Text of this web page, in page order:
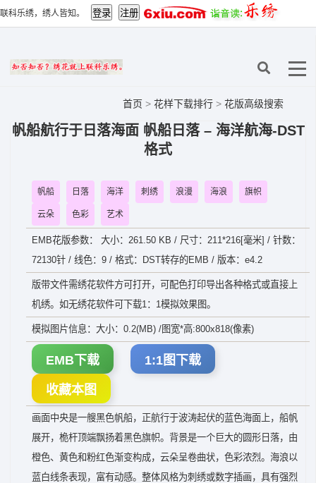
联科乐绣，绣人皆知。
首页 > 花样下载排行 > 花版高级搜索
帆船航行于日落海面 帆船日落 – 海洋航海-DST
格式
帆船 日落 海洋 刺绣 浪漫 海浪 旗帜
云朵 色彩 艺术
EMB花版参数： 大小：261.50 KB / 尺寸：211*216[毫米] / 针数：
72130针 / 线色：9 / 格式：DST转存的EMB / 版本：e4.2
版带文件需绣花软件方可打开，可配色打印导出各种格式或直接上
机绣。如无绣花软件可下载1：1模拟效果图。
模拟图片信息：大小：0.2(MB) /图宽*高:800x818(像素)
EMB下载 1:1图下载
收藏本图
画面中央是一艘黑色帆船，正航行于波涛起伏的蓝色海面上，船帆
展开，桅杆顶端飘扬着黑色旗帜。背景是一个巨大的圆形日落，由
橙色、黄色和粉红色渐变构成，云朵呈卷曲状，色彩浓烈。海浪以
蓝白线条表现，富有动感。整体风格为刺绣或数字插画，具有强烈